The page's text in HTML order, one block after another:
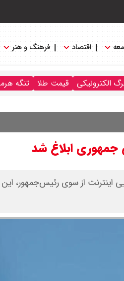
اقتصاد فرهنگ و هنر
الکترونیکی قیمت طلا تنگه
جمهوری ابلاغ شد
اینترنت از سوی رئیس‌جمهور،